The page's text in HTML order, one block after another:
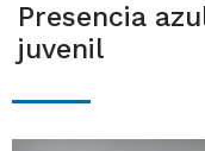
Presencia
juvenil